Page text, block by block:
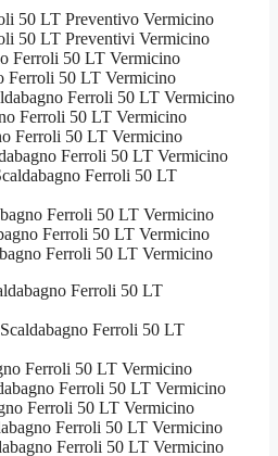
50 LT Preventivo Vermicino
50 LT Preventivi Vermicino
Ferroli 50 LT Vermicino
Ferroli 50 LT Vermicino
Ferroli 50 LT Vermicino
Ferroli 50 LT Vermicino
Ferroli 50 LT Vermicino
Ferroli 50 LT Vermicino
Ferroli 50 LT
Ferroli 50 LT Vermicino
Ferroli 50 LT Vermicino
Ferroli 50 LT Vermicino
Ferroli 50 LT
Ferroli 50 LT
Ferroli 50 LT Vermicino
Ferroli 50 LT Vermicino
Ferroli 50 LT Vermicino
Ferroli 50 LT Vermicino
Ferroli 50 LT Vermicino